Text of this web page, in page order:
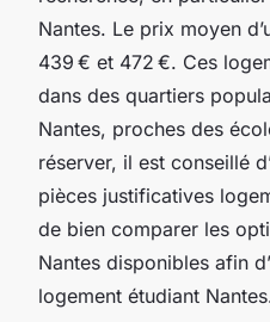
Nantes. Le prix moyen
439 € et 472 €. Ces
dans des quartiers
Nantes, proches des
réserver, il est conseillé
pièces justificatives
de bien comparer les
Nantes disponibles afin
logement étudiant